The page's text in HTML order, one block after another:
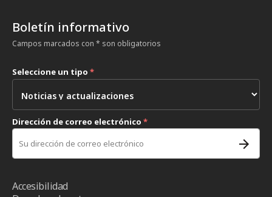
Boletín informativo
Campos marcados con * son obligatorios
Seleccione un tipo *
Dirección de correo electrónico *
Accesibilidad